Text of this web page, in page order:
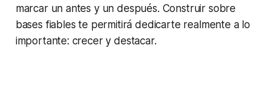
marcar un antes y un después. Construir sobre
bases fiables te permitirá dedicarte realmente a lo
importante: crecer y destacar.